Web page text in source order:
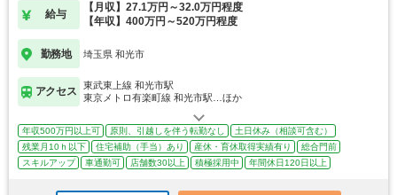
給与
【月収】27.1万円～32.0万円程度
【年収】400万円～520万円程度
勤務地 埼玉県 和光市
アクセス
東武東上線 和光市駅
東京メトロ有楽町線 和光市駅…ほか
年収500万円以上可 原則、引越しを伴う転勤なし
土日休み（相談可含む）
残業月10ｈ以下
住宅補助（手当）あり 産休・育休取得実績有り
総合門前
スキルアップ
車通勤可 店舗数30以上 積極採用中 年間休日120日以上